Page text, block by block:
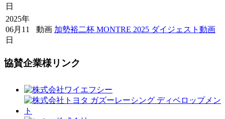
日
2025年
06月11
日
動画 加勢裕二杯 MONTRE 2025 ダイジェスト動画
協賛企業様リンク